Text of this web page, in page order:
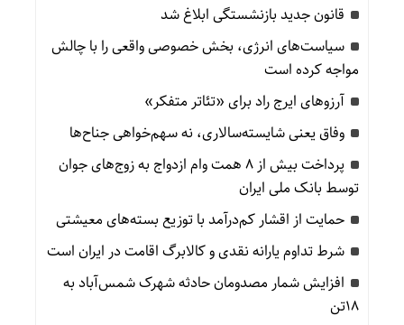
قانون جدید بازنشستگی ابلاغ شد
سیاست‌های انرژی، بخش خصوصی واقعی را با چالش
مواجه کرده است
آرزوهای ایرج راد برای «تئاتر متفکر»
وفاق یعنی شایسته‌سالاری، نه سهم‌خواهی جناح‌ها
پرداخت بیش از ۸ همت وام ازدواج به زوج‌های جوان
توسط بانک ملی ایران
حمایت از اقشار کم‌درآمد با توزیع بسته‌های معیشتی
شرط تداوم یارانه نقدی و کالابرگ اقامت در ایران است
افزایش شمار مصدومان حادثه شهرک شمس‌آباد به
۱۸تن